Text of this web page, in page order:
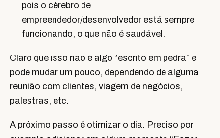
pois o cérebro de
empreendedor/desenvolvedor está sempre
funcionando, o que não é saudável.
Claro que isso não é algo “escrito em pedra” e
pode mudar um pouco, dependendo de alguma
reunião com clientes, viagem de negócios,
palestras, etc.
A próximo passo é otimizar o dia. Preciso por